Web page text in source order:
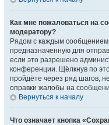
Как мне пожаловаться на
модератору?
Рядом с каждым сообщением
предназначенную для
если это разрешено
конференции. Щёлкнув по
пройдёте через ряд шагов,
оправки жалобы на
Вернуться к началу
Что означает кнопка